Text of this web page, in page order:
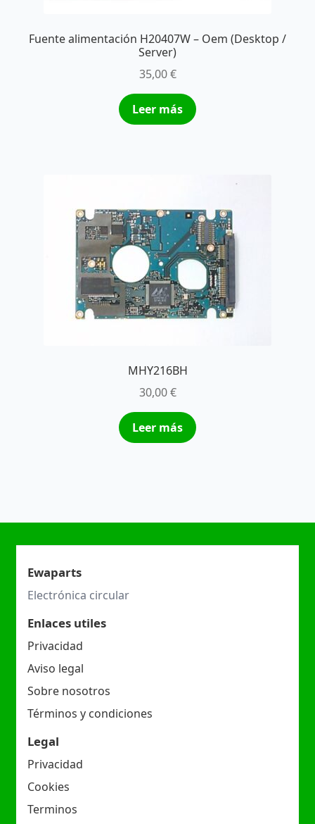
Fuente alimentación H20407W – Oem (Desktop /
Server)
35,00€
Leer más
MHY216BH
30,00€
Leer más
Ewaparts
Electrónica circular
Enlaces utiles
Privacidad
Aviso legal
Sobre nosotros
Términos y condiciones
Legal
Privacidad
Cookies
Terminos